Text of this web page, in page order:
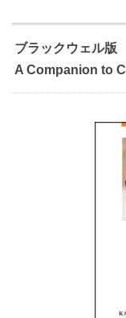
ブラックウェル
A Companion to